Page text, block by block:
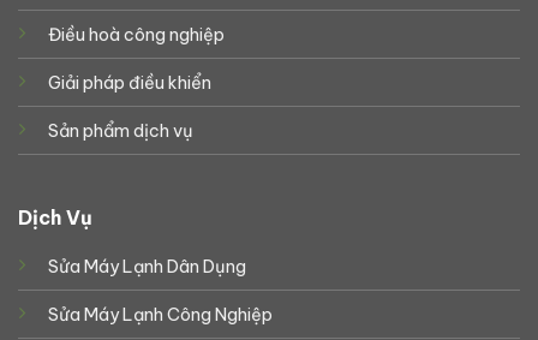
Điều hoà công nghiệp
Giải pháp điều khiển
Sản phẩm dịch vụ
Dịch Vụ
Sửa Máy Lạnh Dân Dụng
Sửa Máy Lạnh Công Nghiệp